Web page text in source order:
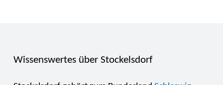
Wissenswertes über Stockelsdorf